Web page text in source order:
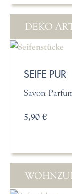
DEKO
SEIFE PUR
Savon
5,90 €